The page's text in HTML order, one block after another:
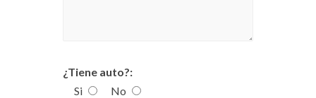
¿Tiene auto?:
Si
No